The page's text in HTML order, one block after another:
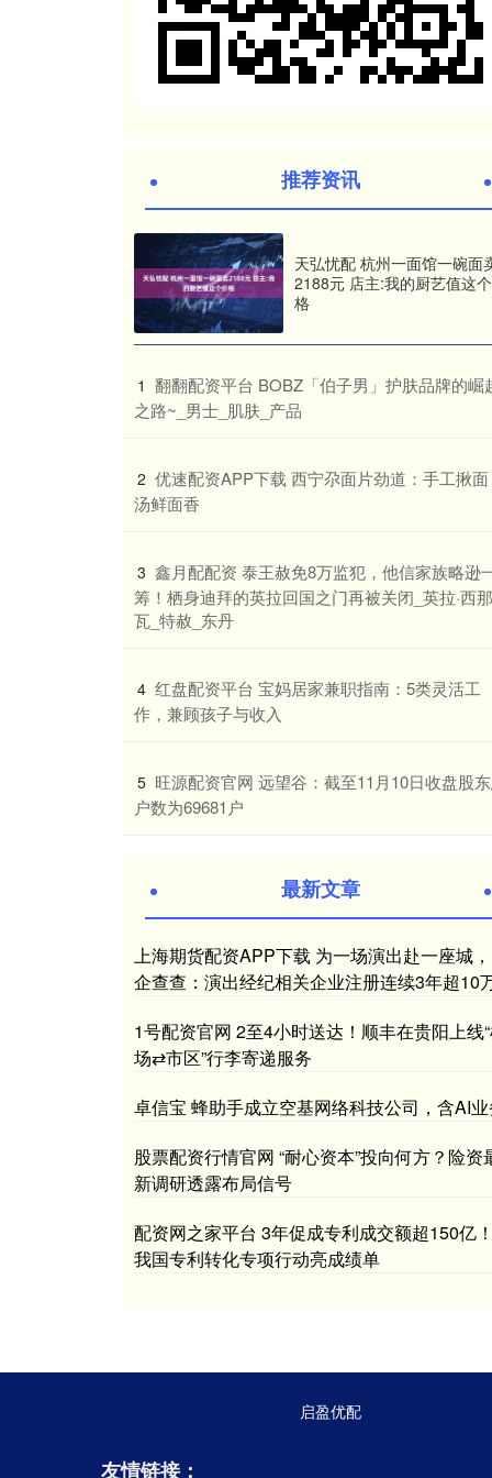
推荐资讯
天弘忧配 杭州一面馆一碗面
2188元 店主:我的厨艺值这
格
1 翻翻配资平台 BOBZ「伯子男」护肤品牌的崛
之路~_男士_肌肤_产品
2 优速配资APP下载 西宁尕面片劲道：手工揪面
汤鲜面香
3 鑫月配配资 泰王赦免8万监犯，他信家族略逊
筹！栖身迪拜的英拉回国之门再被关闭_英拉·西那
瓦_特赦_东丹
4 ​红盘配资平台 宝妈居家兼职指南：5类灵活工
作，兼顾孩子与收入
5 旺源配资官网 远望谷：截至11月10日收盘股
户数为69681户
最新文章
上海期货配资APP下载 为一场演出赴一座城，
企查查：演出经纪相关企业注册连续3年超10
1号配资官网 2至4小时送达！顺丰在贵阳上线
场⇄市区”行李寄递服务
卓信宝 蜂助手成立空基网络科技公司，含AI
股票配资行情官网 “耐心资本”投向何方？险资
新调研透露布局信号
配资网之家平台 3年促成专利成交额超150亿！
我国专利转化专项行动亮成绩单
启盈优配
友情链接：